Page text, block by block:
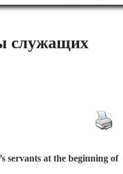
служащих
servants at the beginning of